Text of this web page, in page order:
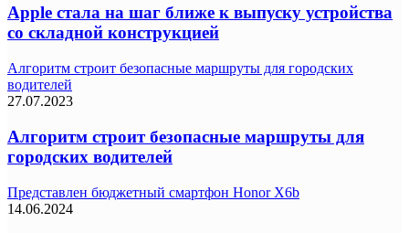
Apple стала на шаг ближе к выпуску устройства
со складной конструкцией
Алгоритм строит безопасные маршруты для городских
водителей
27.07.2023
Алгоритм строит безопасные маршруты для
городских водителей
Представлен бюджетный смартфон Honor X6b
14.06.2024